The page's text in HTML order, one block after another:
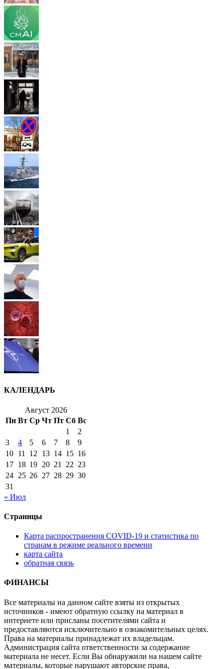
КАЛЕНДАРЬ
Август 2026
Пн Вт Ср Чт Пт Сб Вс
1
2
3
4 5 6 7 8
9
10 11 12 13 14 15 16
17 18 19 20 21 22 23
24 25 26 27 28 29 30
31
« Июл
Страницы
Карта распространения COVID-19 и статистика по
странам в режиме реального времени
карта сайта
обратная связь
ФИНАНСЫ
Все материалы на данном сайте взяты из открытых
источников - имеют обратную ссылку на материал в
интернете или присланы посетителями сайта и
предоставляются исключительно в ознакомительных целях.
Права на материалы принадлежат их владельцам.
Администрация сайта ответственности за содержание
материала не несет. Если Вы обнаружили на нашем сайте
материалы, которые нарушают авторские права,